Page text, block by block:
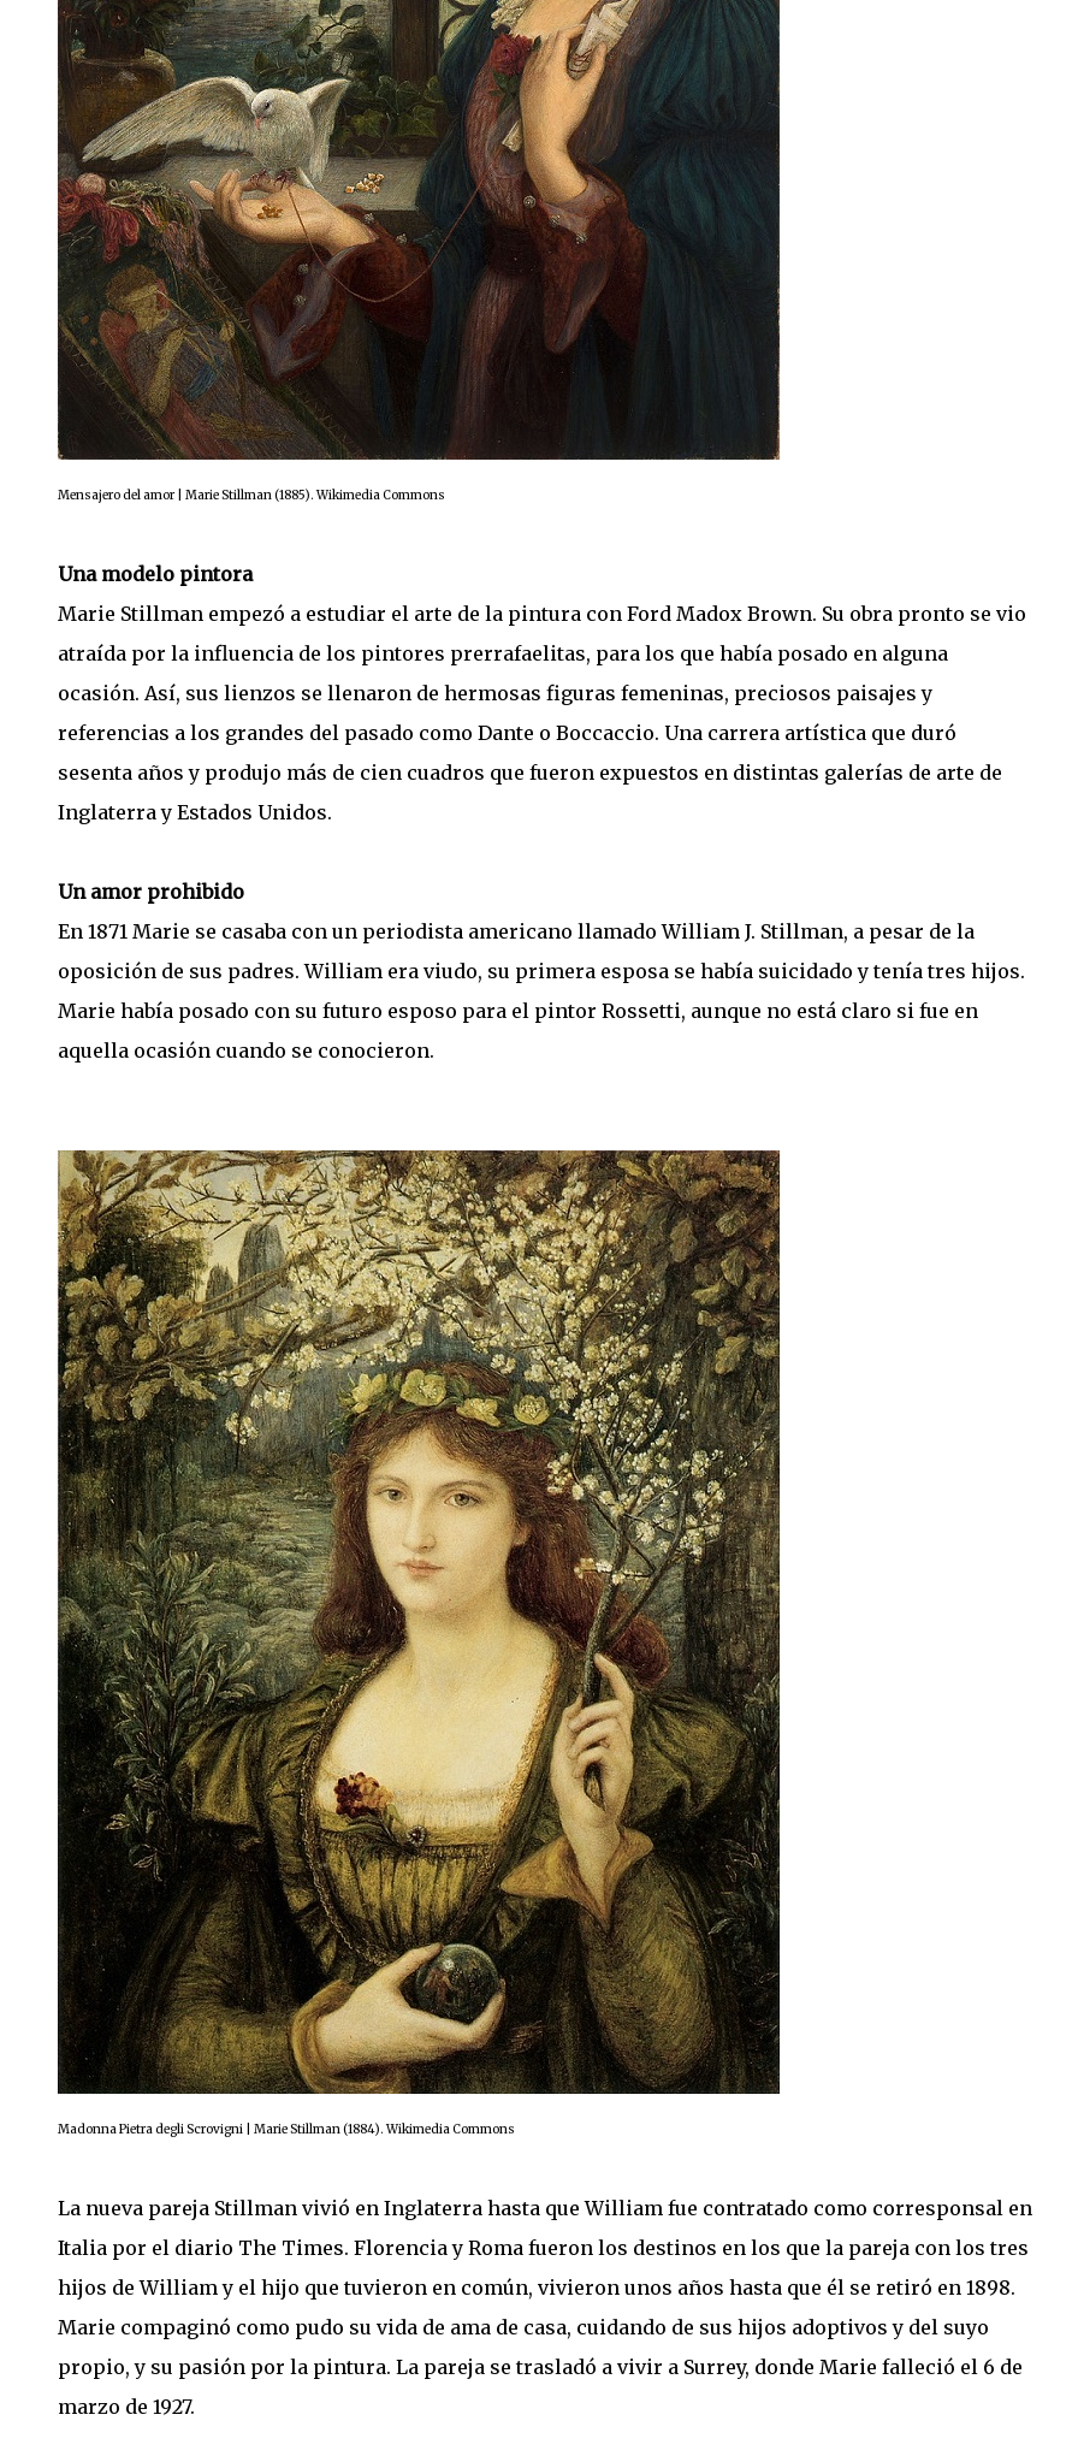
Mensajero del amor | Marie Stillman (1885). Wikimedia Commons
Una modelo pintora
Marie Stillman empezó a estudiar el arte de la pintura con Ford Madox Brown. Su obra pronto se vio
atraída por la influencia de los pintores prerrafaelitas, para los que había posado en alguna
ocasión. Así, sus lienzos se llenaron de hermosas figuras femeninas, preciosos paisajes y
referencias a los grandes del pasado como Dante o Boccaccio. Una carrera artística que duró
sesenta años y produjo más de cien cuadros que fueron expuestos en distintas galerías de arte de
Inglaterra y Estados Unidos.
Un amor prohibido
En 1871 Marie se casaba con un periodista americano llamado William J. Stillman, a pesar de la
oposición de sus padres. William era viudo, su primera esposa se había suicidado y tenía tres hijos.
Marie había posado con su futuro esposo para el pintor Rossetti, aunque no está claro si fue en
aquella ocasión cuando se conocieron.
Madonna Pietra degli Scrovigni | Marie Stillman (1884). Wikimedia Commons
La nueva pareja Stillman vivió en Inglaterra hasta que William fue contratado como corresponsal en
Italia por el diario The Times. Florencia y Roma fueron los destinos en los que la pareja con los tres
hijos de William y el hijo que tuvieron en común, vivieron unos años hasta que él se retiró en 1898.
Marie compaginó como pudo su vida de ama de casa, cuidando de sus hijos adoptivos y del suyo
propio, y su pasión por la pintura. La pareja se trasladó a vivir a Surrey, donde Marie falleció el 6 de
marzo de 1927.